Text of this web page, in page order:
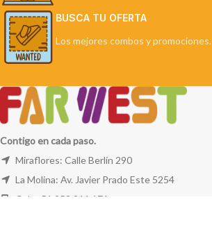
BUSCA TU OFERTA
Los mejores combos y promociones.
Contigo en cada paso.
Miraflores: Calle Berlín 290
La Molina: Av. Javier Prado Este 5254
Cel: +51 953 311 171